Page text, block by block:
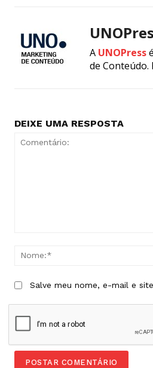
A UNOPress
de
DEIXE UMA RESPOSTA
Salve meu nome, e-mail e